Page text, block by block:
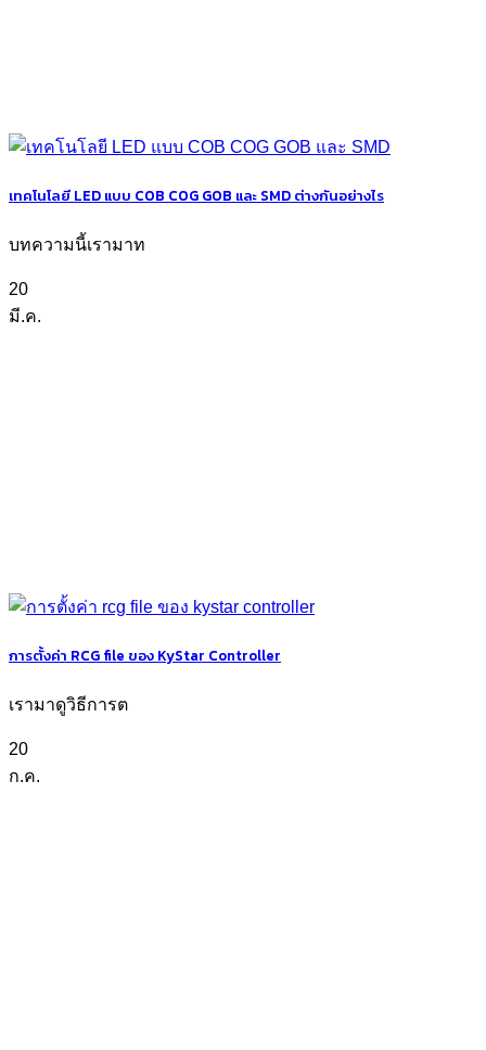
เทคโนโลยี LED แบบ COB COG GOB และ SMD ต่างกันอย่างไร
บทความนี้เรามาท
20
มี.ค.
การตั้งค่า RCG file ของ KyStar Controller
เรามาดูวิธีการต
20
ก.ค.